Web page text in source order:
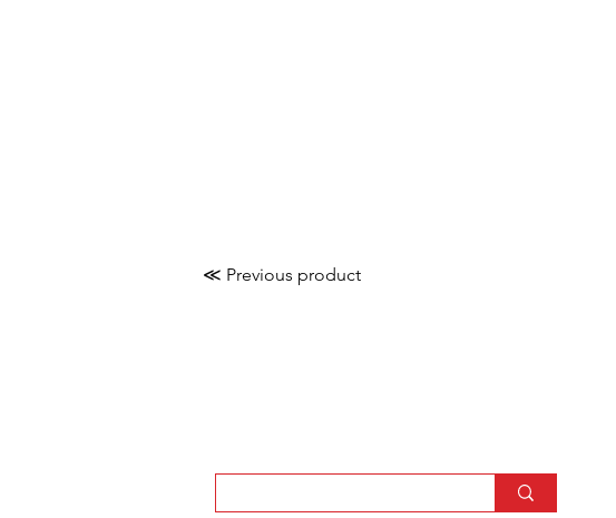
≪ Previous product